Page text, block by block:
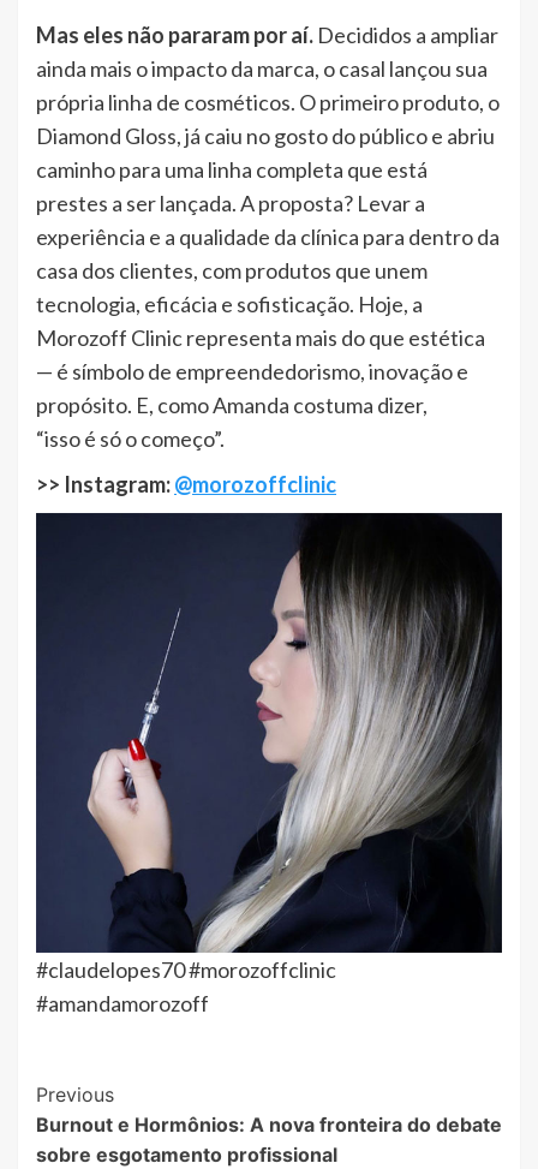
Mas eles não pararam por aí. Decididos a ampliar
ainda mais o impacto da marca, o casal lançou sua
própria linha de cosméticos. O primeiro produto, o
Diamond Gloss, já caiu no gosto do público e abriu
caminho para uma linha completa que está
prestes a ser lançada. A proposta? Levar a
experiência e a qualidade da clínica para dentro da
casa dos clientes, com produtos que unem
tecnologia, eficácia e sofisticação. Hoje, a
Morozoff Clinic representa mais do que estética
— é símbolo de empreendedorismo, inovação e
propósito. E, como Amanda costuma dizer,
“isso é só o começo”.
>> Instagram:@morozoffclinic
#claudelopes70 #morozoffclinic
#amandamorozoff
Post
Navigation
Previous
Burnout e Hormônios: A nova fronteira do debate
sobre esgotamento profissional